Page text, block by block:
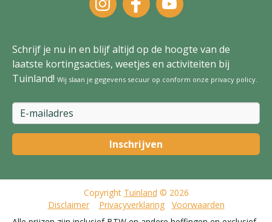
Schrijf je nu in en blijf altijd op de hoogte van de
laatste kortingsacties, weetjes en activiteiten bij
Tuinland! Wij slaan je gegevens secuur op conform onze privacy policy
Copyright Tuinland © 2026
Disclaimer
Privacyverklaring
Voorwaarden